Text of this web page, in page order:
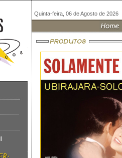
Quinta-feira, 06 de Agosto de 2026